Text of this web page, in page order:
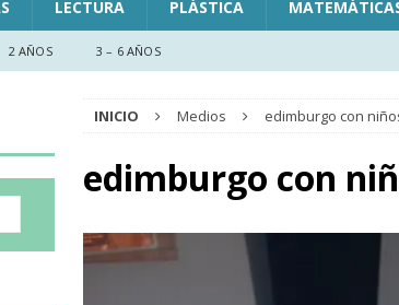
LECTURA PLÁSTICA
2 AÑOS 3 – 6 AÑOS
INICIO Medios edimburgo con
edimburgo con